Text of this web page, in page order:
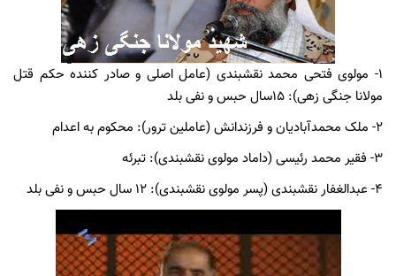
1- مولوی فتحی محمد نقشبندی (عامل اصلی و صادر کننده حکم قتل
مولانا جنگی­ زهی): 15سال حبس و نفی بلد
2- ملک محمدآبادیان و فرزندانش (عاملین ترور): محکوم به اعدام
3- فقیر محمد رئیسی (داماد مولوی نقشبندی): تبرئه
4- عبدالغفار نقشبندی (پسر مولوی نقشبندی): 12 سال حبس و نفی بلد